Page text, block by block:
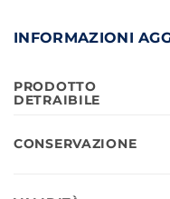
INFORMAZIONI
PRODOTTO
DETRAIBILE
CONSERVAZIONE